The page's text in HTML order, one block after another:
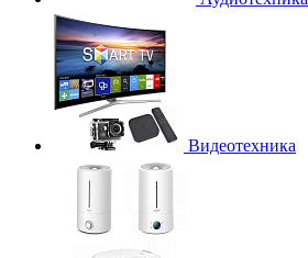
Видеотехника